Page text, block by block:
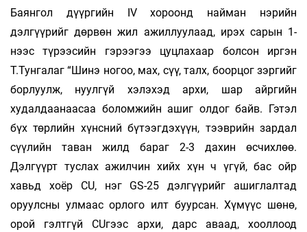
Баянгол дүүргийн IV хороонд найман нэрийн
дэлгүүрийг дөрвөн жил ажиллуулаад, ирэх сарын 1-
нээс түрээсийн гэрээгээ цуцлахаар болсон иргэн
Т.Тунгалаг “Шинэ ногоо, мах, сүү, талх, боорцог зэргийг
борлуулж, нуулгүй хэлэхэд архи, шар айргийн
худалдаанаасаа боломжийн ашиг олдог байв. Гэтэл
бүх төрлийн хүнсний бүтээгдэхүүн, тээврийн зардал
сүүлийн таван жилд бараг 2-3 дахин өсчихлөө.
Дэлгүүрт туслах ажилчин хийх хүн ч үгүй, бас ойр
хавьд хоёр CU, нэг GS-25 дэлгүүрийг ашиглалтад
оруулсны улмаас орлого илт буурсан. Хүмүүс шөнө,
орой гэлтгүй CUгээс архи, дарс аваад, хооллоод